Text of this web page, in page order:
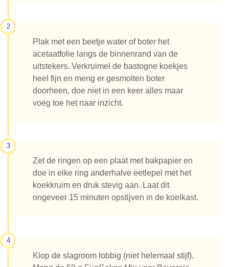
2
Plak met een beetje water of boter het
acetaatfolie langs de binnenrand van de
uitstekers. Verkruimel de bastogne koekjes
heel fijn en meng er gesmolten boter
doorheen, doe niet in een keer alles maar
voeg toe het naar inzicht.
3
Zet de ringen op een plaat met bakpapier en
doe in elke ring anderhalve eetlepel met het
koekkruim en druk stevig aan. Laat dit
ongeveer 15 minuten opstijven in de koelkast.
4
Klop de slagroom lobbig (niet helemaal stijf).